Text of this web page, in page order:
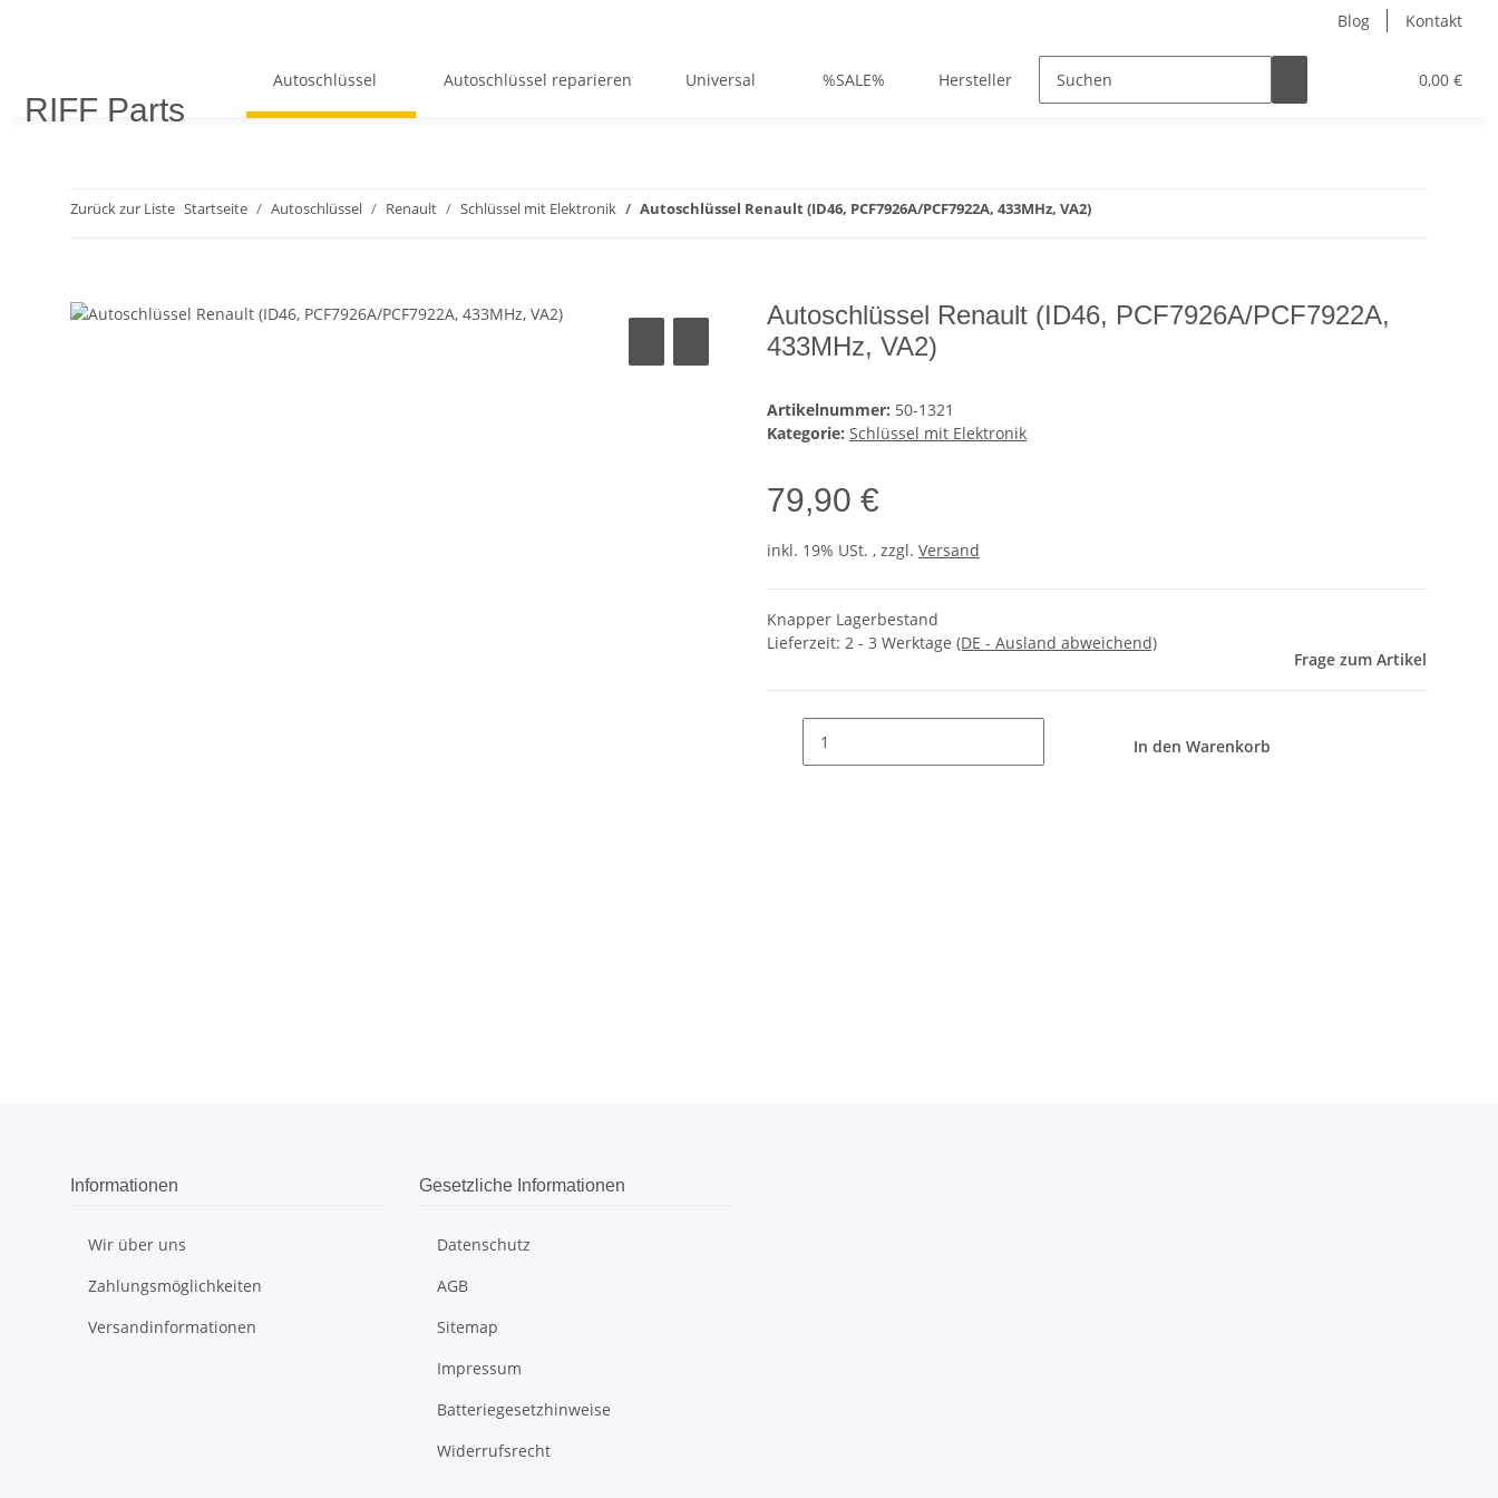
Blog Kontakt
RIFF Parts
0,00 €
Autoschlüssel Autoschlüssel reparieren Universal %SALE% Hersteller Nur Endkunden
Zurück zur Liste Startseite Autoschlüssel Renault Schlüssel mit Elektronik Autoschlüssel Renault (ID46, PCF7926A/PCF7922A, 433MHz, VA2)
Autoschlüssel Renault (ID46, PCF7926A/PCF7922A,
433MHz, VA2)
Artikelnummer: 50-1321
Kategorie: Schlüssel mit Elektronik
79,90 €
inkl. 19% USt. , zzgl. Versand
Knapper Lagerbestand
Lieferzeit: 2 - 3 Werktage (DE - Ausland abweichend)
Frage zum Artikel
In den Warenkorb
Informationen
Wir über uns
Zahlungsmöglichkeiten
Versandinformationen
Gesetzliche Informationen
Datenschutz
AGB
Sitemap
Impressum
Batteriegesetzhinweise
Widerrufsrecht